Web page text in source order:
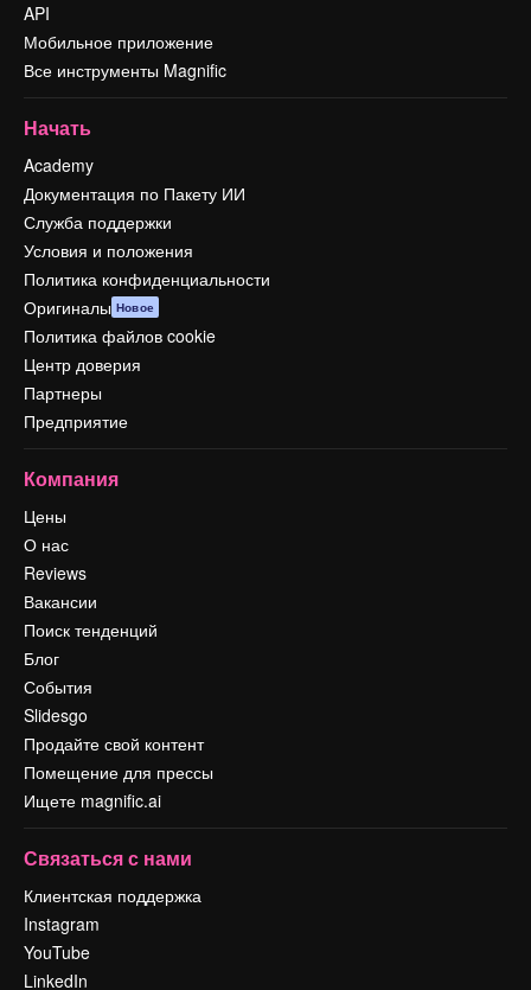
API
Мобильное приложение
Все инструменты Magnific
Начать
Academy
Документация по Пакету ИИ
Служба поддержки
Условия и положения
Политика конфиденциальности
Оригиналы Новое
Политика файлов cookie
Центр доверия
Партнеры
Предприятие
Компания
Цены
О нас
Reviews
Вакансии
Поиск тенденций
Блог
События
Slidesgo
Продайте свой контент
Помещение для прессы
Ищете magnific.ai
Связаться с нами
Клиентская поддержка
Instagram
YouTube
LinkedIn